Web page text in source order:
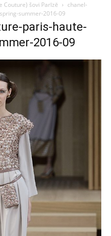
Couture) šovi Parīzē
chanel-
summer-2016-09
paris-haute-
2016-09